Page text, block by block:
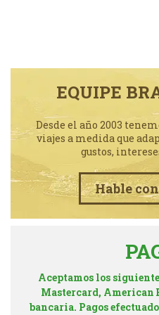
EQUIPE
Desde el año 2003
viajes a medida que
gustos,
Hable
Aceptamos los
Mastercard, American
bancaria. Pagos